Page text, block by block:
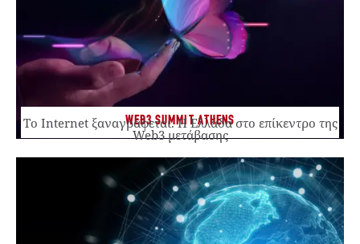
WEB3 SUMMIT ATHENS
Το Internet ξαναγράφεται. Η Ελλάδα στο επίκεντρο της
Web3 μετάβασης